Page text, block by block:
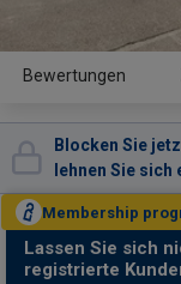
Bewertungen
Blocken Sie
lehnen Sie
Membership
Lassen Sie sich
registrierte